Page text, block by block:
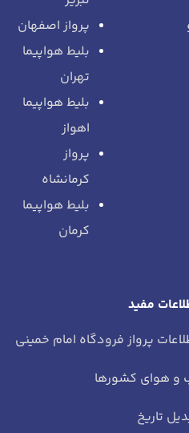
پرواز اصفهان
بلیط هواپیما
تهران
بلیط هواپیما
اهواز
پرواز
کرمانشاه
بلیط هواپیما
کرمان
مفید
پرواز فرودگاه امام خمینی
و هوای کشورها
تاریخ